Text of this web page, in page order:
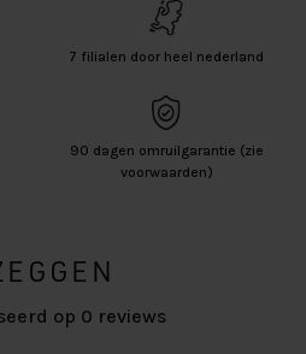
7 filialen door heel nederland
90 dagen omruilgarantie (zie
voorwaarden)
op 0 reviews